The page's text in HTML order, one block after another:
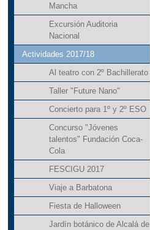
Mancha
Excursión Auditoria
Nacional
Actividades 2017/18
Al teatro con 2º Bachillerato
Taller "Future Nano"
Concierto para 1º y 2º ESO
Concurso "Jóvenes
talentos" Fundación Coca-
Cola
FESCIGU 2017
Viaje a Barbatona
Fiesta de Halloween
Jardín botánico de Alcalá de